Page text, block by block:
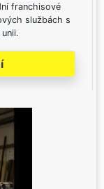
franchisové
službách s